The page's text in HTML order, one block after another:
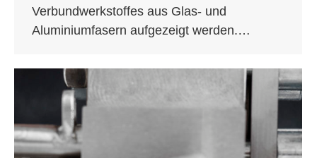
Verbundwerkstoffes aus Glas- und
Aluminiumfasern aufgezeigt werden.…